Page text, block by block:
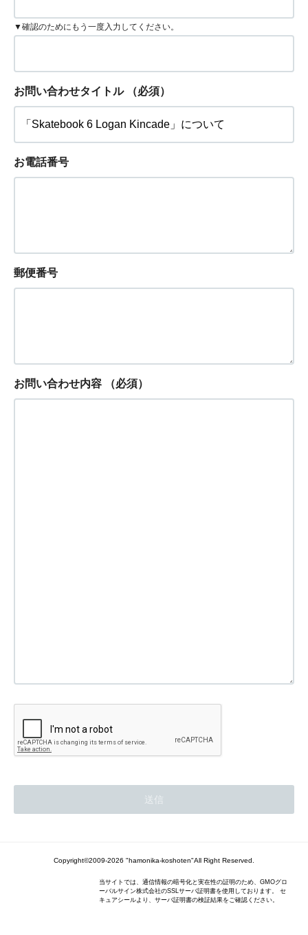
▼確認のためにもう一度入力してください。
お問い合わせタイトル （必須）
お電話番号
郵便番号
お問い合わせ内容 （必須）
Copyright©2009-2026 "hamonika-koshoten"All Right Reserved.
当サイトでは、通信情報の暗号化と実在性の証明のため、GMOグロ
ーバルサイン株式会社のSSLサーバ証明書を使用しております。 セ
キュアシールより、サーバ証明書の検証結果をご確認ください。